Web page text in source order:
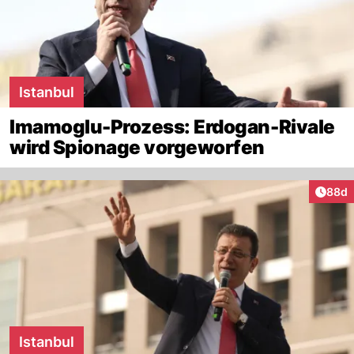
Istanbul
Imamoglu-Prozess: Erdogan-Rivale
wird Spionage vorgeworfen
88d
Istanbul